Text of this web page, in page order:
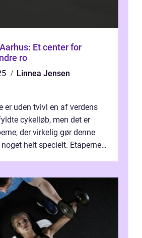
Et center for
ro
Linnea Jensen
er uden tvivl en af verdens
cykelløb, men det er
der virkelig gør denne
helt specielt. Etaperne i